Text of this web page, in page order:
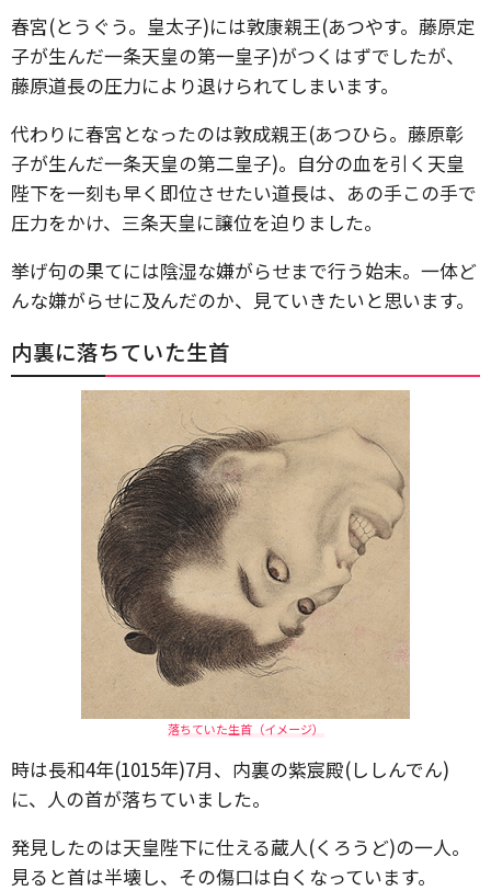
春宮(とうぐう。皇太子)には敦康親王(あつやす。藤原定
子が生んだ一条天皇の第一皇子)がつくはずでしたが、
藤原道長の圧力により退けられてしまいます。
代わりに春宮となったのは敦成親王(あつひら。藤原彰
子が生んだ一条天皇の第二皇子)。自分の血を引く天皇
陛下を一刻も早く即位させたい道長は、あの手この手で
圧力をかけ、三条天皇に譲位を迫りました。
挙げ句の果てには陰湿な嫌がらせまで行う始末。一体ど
んな嫌がらせに及んだのか、見ていきたいと思います。
内裏に落ちていた生首
落ちていた生首（イメージ）
時は長和4年(1015年)7月、内裏の紫宸殿(ししんでん)
に、人の首が落ちていました。
発見したのは天皇陛下に仕える蔵人(くろうど)の一人。
見ると首は半壊し、その傷口は白くなっています。